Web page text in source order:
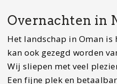
4×4 hebt. Dit is namelijk
maar wel geasfalteerde
naar beneden. Houdt er
bovenop de berg een stuk
Het kan gemakkelijk 10